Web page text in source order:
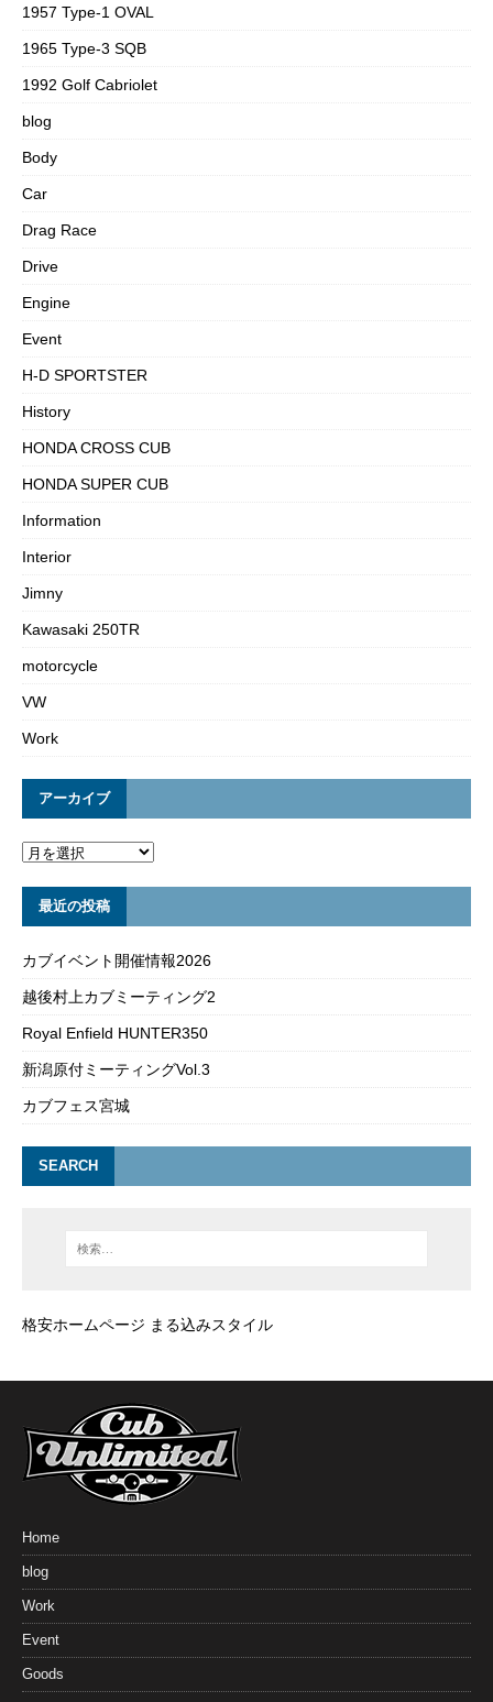
1957 Type-1 OVAL
1965 Type-3 SQB
1992 Golf Cabriolet
blog
Body
Car
Drag Race
Drive
Engine
Event
H-D SPORTSTER
History
HONDA CROSS CUB
HONDA SUPER CUB
Information
Interior
Jimny
Kawasaki 250TR
motorcycle
VW
Work
アーカイブ
最近の投稿
カブイベント開催情報2026
越後村上カブミーティング2
Royal Enfield HUNTER350
新潟原付ミーティングVol.3
カブフェス宮城
SEARCH
格安ホームページ まる込みスタイル
Home
blog
Work
Event
Goods